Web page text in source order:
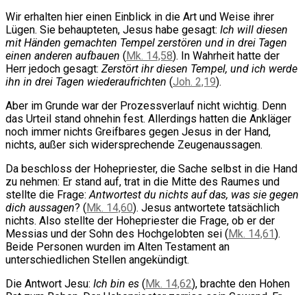
Wir erhalten hier einen Einblick in die Art und Weise ihrer
Lügen. Sie behaupteten, Jesus habe gesagt: Ich will diesen
mit Händen gemachten Tempel zerstören und in drei Tagen
einen anderen aufbauen (Mk. 14,58). In Wahrheit hatte der
Herr jedoch gesagt: Zerstört ihr diesen Tempel, und ich werde
ihn in drei Tagen wiederaufrichten (Joh. 2,19).
Aber im Grunde war der Prozessverlauf nicht wichtig. Denn
das Urteil stand ohnehin fest. Allerdings hatten die Ankläger
noch immer nichts Greifbares gegen Jesus in der Hand,
nichts, außer sich widersprechende Zeugenaussagen.
Da beschloss der Hohepriester, die Sache selbst in die Hand
zu nehmen: Er stand auf, trat in die Mitte des Raumes und
stellte die Frage:Antwortest du nichts auf das, was sie gegen
dich aussagen? (Mk. 14,60). Jesus antwortete tatsächlich
nichts. Also stellte der Hohepriester die Frage, ob er der
Messias und der Sohn des Hochgelobten sei (Mk. 14,61).
Beide Personen wurden im Alten Testament an
unterschiedlichen Stellen angekündigt.
Die Antwort Jesu: Ich bin es (Mk. 14,62), brachte den Hohen